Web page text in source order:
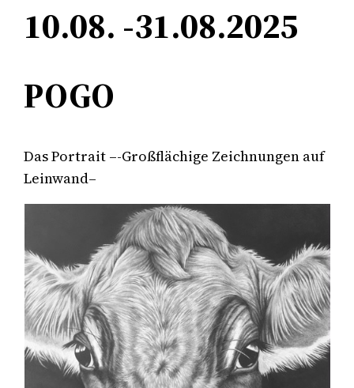
10.08. -31.08.2025
POGO
Das Portrait –-Großflächige Zeichnungen auf
Leinwand–